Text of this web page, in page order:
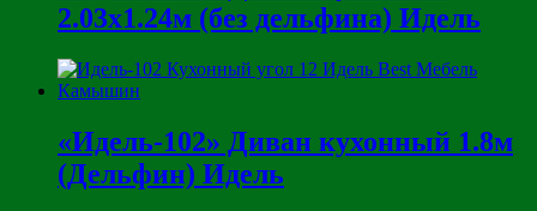
2.03х1.24м (без дельфина) Идель
«Идель-102» Диван кухонный 1.8м
(Дельфин) Идель